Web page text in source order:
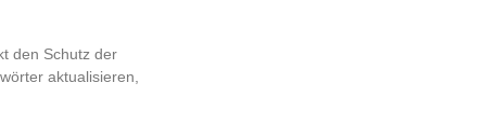
den Schutz der
aktualisieren,